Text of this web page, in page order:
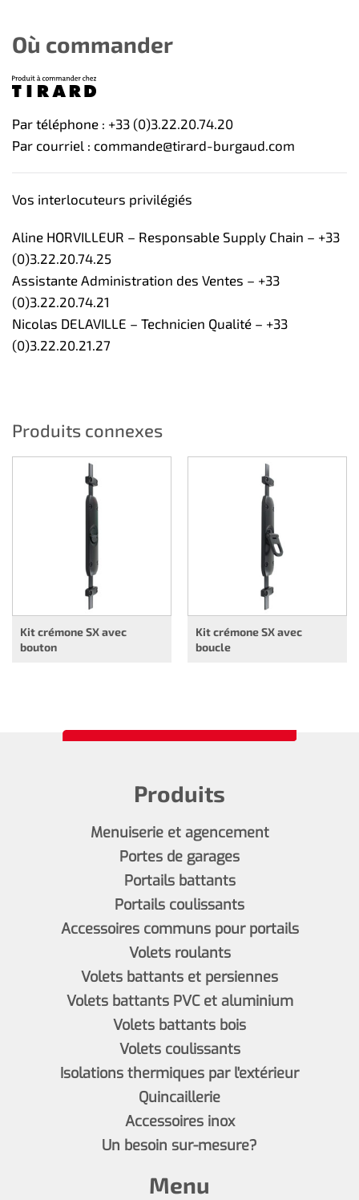
Où commander
Par téléphone : +33 (0)3.22.20.74.20
Par courriel : commande@tirard-burgaud.com
Vos interlocuteurs privilégiés
Aline HORVILLEUR – Responsable Supply Chain – +33
(0)3.22.20.74.25
Assistante Administration des Ventes – +33
(0)3.22.20.74.21
Nicolas DELAVILLE – Technicien Qualité – +33
(0)3.22.20.21.27
Produits connexes
Kit crémone SX avec
bouton
Kit crémone SX avec
boucle
Produits
Menuiserie et agencement
Portes de garages
Portails battants
Portails coulissants
Accessoires communs pour portails
Volets roulants
Volets battants et persiennes
Volets battants PVC et aluminium
Volets battants bois
Volets coulissants
Isolations thermiques par l'extérieur
Quincaillerie
Accessoires inox
Un besoin sur-mesure?
Menu